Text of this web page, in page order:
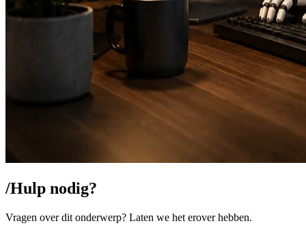
/Hulp nodig?
Vragen over dit onderwerp? Laten we het erover hebben.